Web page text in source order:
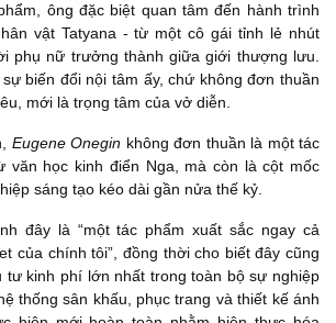
ông đặc biệt quan tâm đến hành trình
vật Tatyana - từ một cô gái tỉnh lẻ nhút
phụ nữ trưởng thành giữa giới thượng lưu.
biến đổi nội tâm ấy, chứ không đơn thuần
mới là trọng tâm của vở diễn.
Eugene Onegin không đơn thuần là một tác
văn học kinh điển Nga, mà còn là cột mốc
sáng tạo kéo dài gần nửa thế kỷ.
đây là “một tác phẩm xuất sắc ngay cả
của chính tôi”, đồng thời cho biết đây cũng
tư kinh phí lớn nhất trong toàn bộ sự nghiệp
thống sân khấu, phục trang và thiết kế ánh